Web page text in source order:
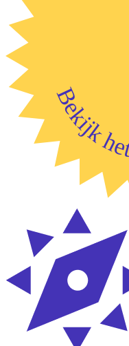
Bekijk